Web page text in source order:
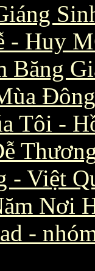
- Huy
Băng
Tôi -
- Việt
Nơi
-